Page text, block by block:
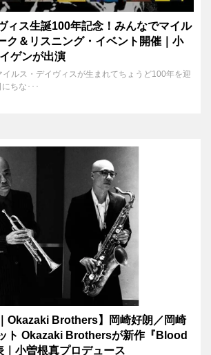
ィス生誕100年記念！みんなでマイル
ク＆リスニング・イベント開催｜小
ゲンが出演
ルス・デイヴィスが生まれてちょうど100年を迎
ちな･･･
Okazaki Brothers】岡崎好朗／岡崎
ト Okazaki Brothersが新作『Blood
小曽根真プロデュース